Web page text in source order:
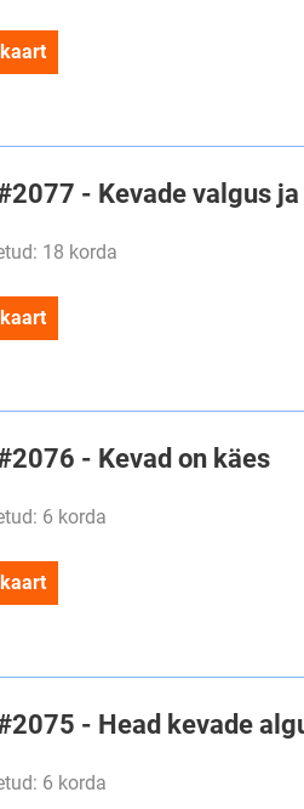
- Kevade valgus
18 korda
- Kevad on käes
6 korda
- Head kevade
6 korda